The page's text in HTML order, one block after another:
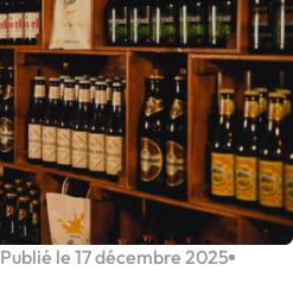
Publié le 17 décembre 2025